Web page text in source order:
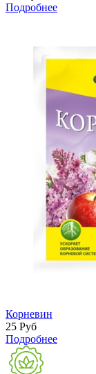
Подробнее
Корневин
25 Руб
Подробнее